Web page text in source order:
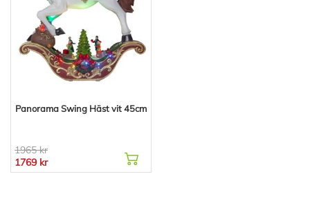
Panorama Swing Häst vit 45cm
1965 kr
1769 kr